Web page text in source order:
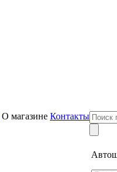
О магазине Контакты